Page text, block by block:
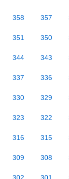
358 357
351 350
344 343
337 336
330 329
323 322
316 315
309 308